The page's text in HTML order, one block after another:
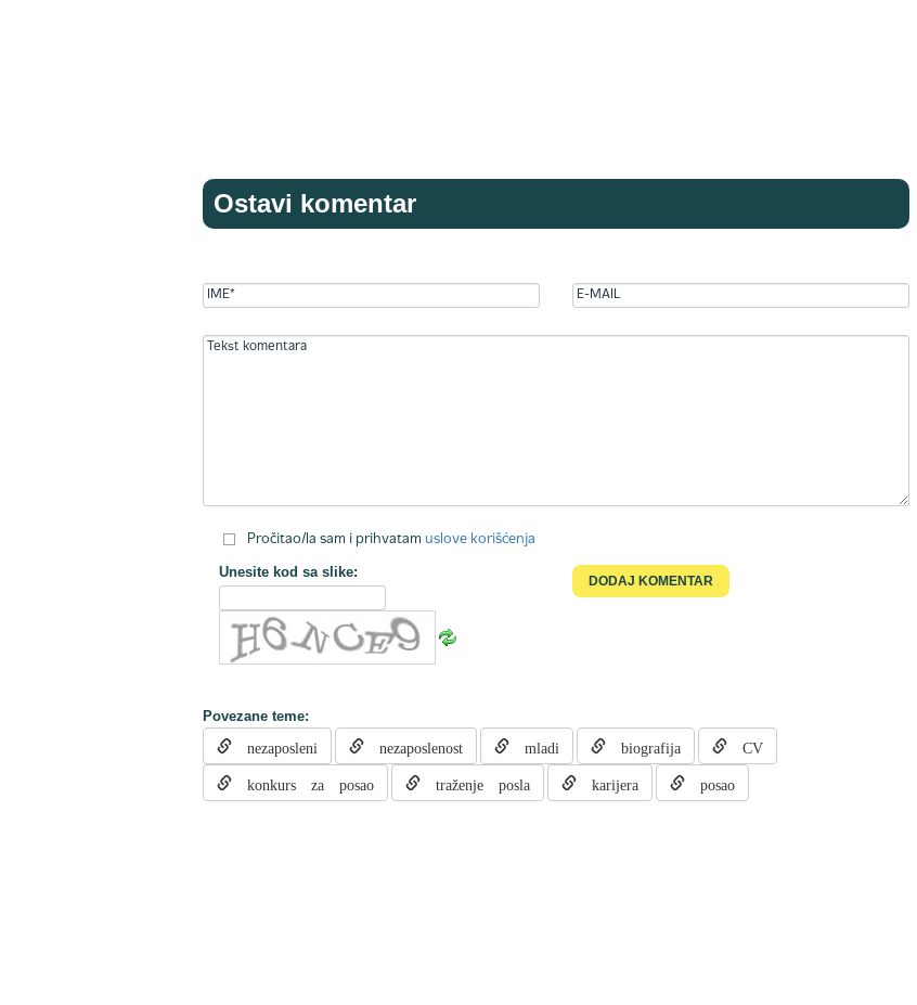
Ostavi komentar
Pročitao/la sam i prihvatam uslove korišćenja
Unesite kod sa slike:
Povezane teme:
nezaposleni nezaposlenost mladi biografija CV
konkurs za posao traženje posla karijera posao